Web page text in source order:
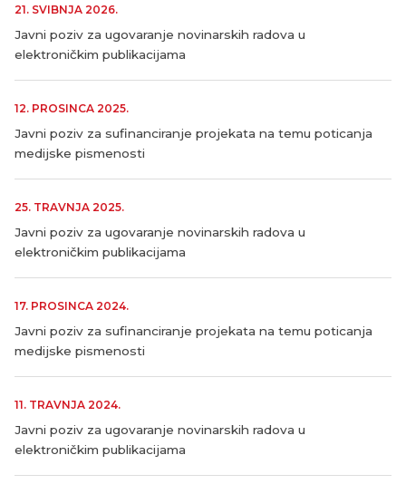
21. SVIBNJA 2026.
Javni poziv za ugovaranje novinarskih radova u
elektroničkim publikacijama
12. PROSINCA 2025.
Javni poziv za sufinanciranje projekata na temu poticanja
medijske pismenosti
25. TRAVNJA 2025.
Javni poziv za ugovaranje novinarskih radova u
elektroničkim publikacijama
17. PROSINCA 2024.
Javni poziv za sufinanciranje projekata na temu poticanja
medijske pismenosti
11. TRAVNJA 2024.
Javni poziv za ugovaranje novinarskih radova u
elektroničkim publikacijama